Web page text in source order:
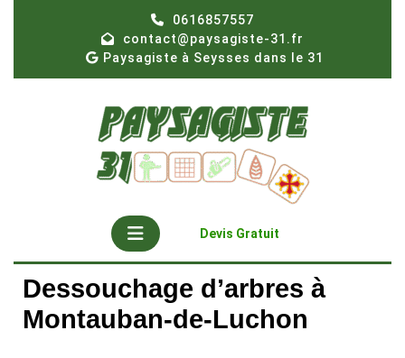
0616857557
contact@paysagiste-31.fr
Paysagiste à Seysses dans le 31
Open
Button
Devis Gratuit
Dessouchage d’arbres à
Montauban-de-Luchon